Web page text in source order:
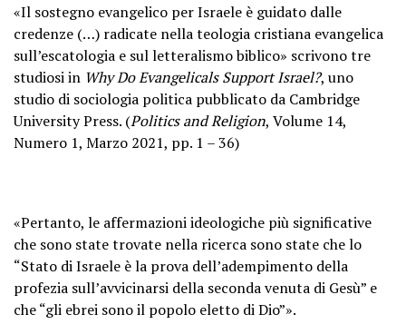
«Il sostegno evangelico per Israele è guidato dalle
credenze (…) radicate nella teologia cristiana evangelica
sull’escatologia e sul letteralismo biblico» scrivono tre
studiosi in Why Do Evangelicals Support Israel?, uno
studio di sociologia politica pubblicato da Cambridge
University Press. (Politics and Religion, Volume 14,
Numero 1, Marzo 2021, pp. 1 – 36)
«Pertanto, le affermazioni ideologiche più significative
che sono state trovate nella ricerca sono state che lo
“Stato di Israele è la prova dell’adempimento della
profezia sull’avvicinarsi della seconda venuta di Gesù” e
che “gli ebrei sono il popolo eletto di Dio”».